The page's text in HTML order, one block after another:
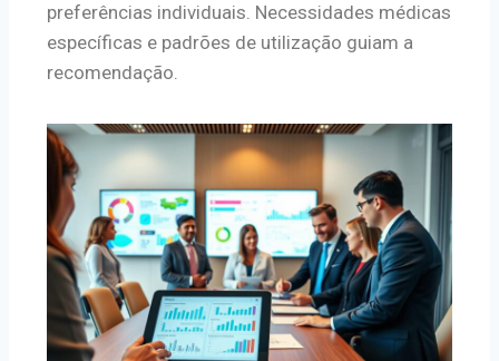
preferências individuais. Necessidades médicas
específicas e padrões de utilização guiam a
recomendação.